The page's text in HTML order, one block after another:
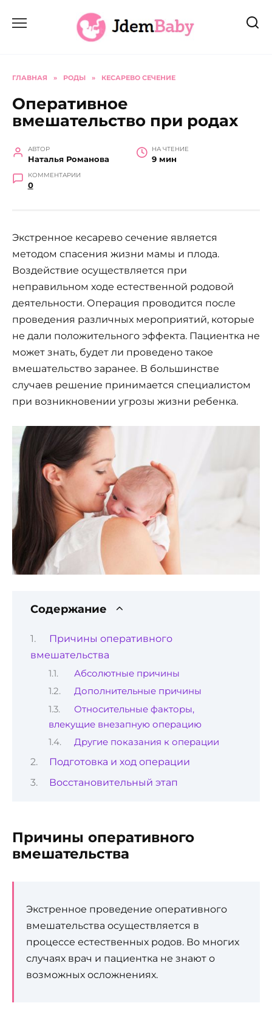
ГЛАВНАЯ » РОДЫ » КЕСАРЕВО СЕЧЕНИЕ
Оперативное
вмешательство при родах
АВТОР
Наталья Романова
НА ЧТЕНИЕ
9 мин
КОММЕНТАРИИ
0
Экстренное кесарево сечение является
методом спасения жизни мамы и плода.
Воздействие осуществляется при
неправильном ходе естественной родовой
деятельности. Операция проводится после
проведения различных мероприятий, которые
не дали положительного эффекта. Пациентка не
может знать, будет ли проведено такое
вмешательство заранее. В большинстве
случаев решение принимается специалистом
при возникновении угрозы жизни ребенка.
Содержание
Причины оперативного
вмешательства
Абсолютные причины
Дополнительные причины
Относительные факторы,
влекущие внезапную операцию
Другие показания к операции
Подготовка и ход операции
Восстановительный этап
Причины оперативного
вмешательства
Экстренное проведение оперативного
вмешательства осуществляется в
процессе естественных родов. Во многих
случаях врач и пациентка не знают о
возможных осложнениях.